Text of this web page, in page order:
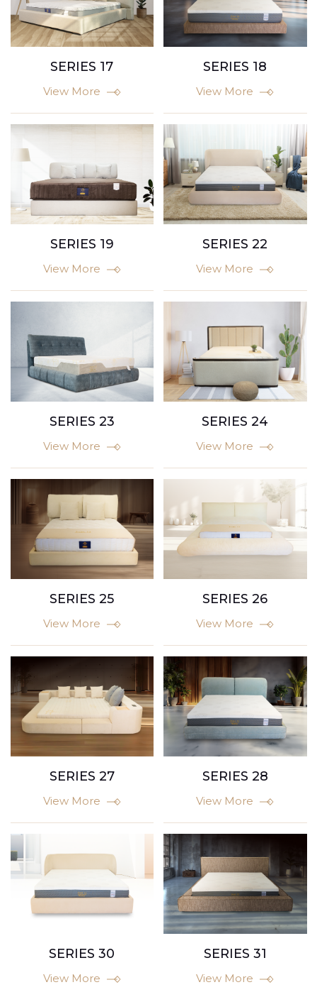
SERIES 17
View More
SERIES 18
View More
SERIES 19
View More
SERIES 22
View More
SERIES 23
View More
SERIES 24
View More
SERIES 25
View More
SERIES 26
View More
SERIES 27
View More
SERIES 28
View More
SERIES 30
View More
SERIES 31
View More